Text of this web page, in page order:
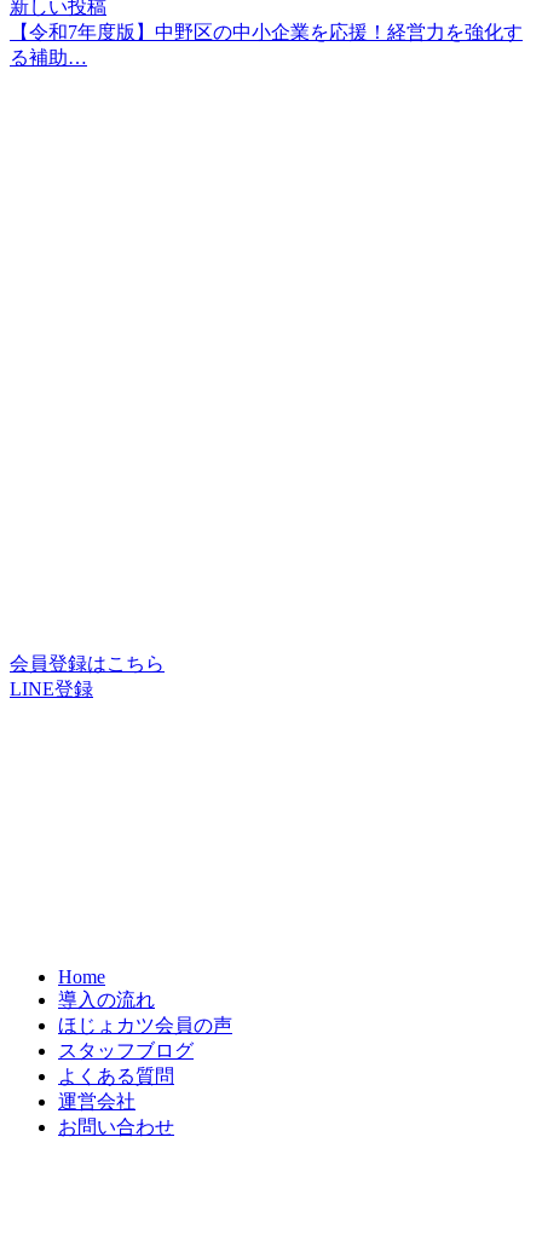
新しい投稿
【令和7年度版】中野区の中小企業を応援！経営力を強化す
る補助…
会員登録はこちら
LINE登録
Home
導入の流れ
ほじょカツ会員の声
スタッフブログ
よくある質問
運営会社
お問い合わせ